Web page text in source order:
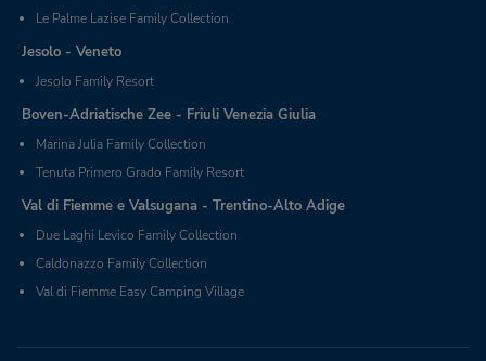
Le Palme Lazise Family Collection
Jesolo - Veneto
Jesolo Family Resort
Boven-Adriatische Zee - Friuli Venezia Giulia
Marina Julia Family Collection
Tenuta Primero Grado Family Resort
Val di Fiemme e Valsugana - Trentino-Alto Adige
Due Laghi Levico Family Collection
Caldonazzo Family Collection
Val di Fiemme Easy Camping Village